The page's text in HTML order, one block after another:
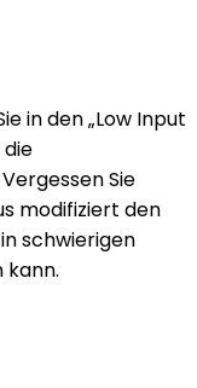
in den „Low Input
die
Sie
modifiziert den
schwierigen
kann.